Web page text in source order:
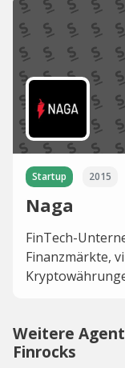
Startup 2015
Naga
FinTech-
Finanzmärkte,
Weitere
Finrocks